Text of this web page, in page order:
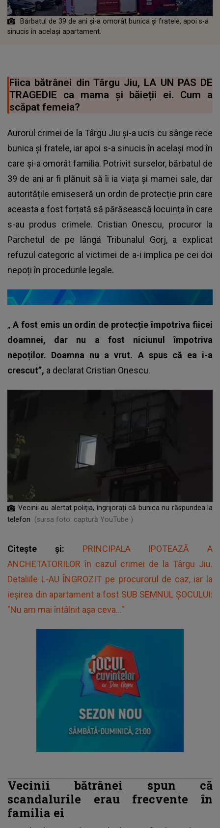
Bărbatul de 39 de ani și-a omorât bunica și fratele, apoi s-a
sinucis în același apartament.
Fiica bătrânei din Târgu Jiu, LA UN PAS DE
TRAGEDIE ca mama și băieții ei. Cum a
scăpat femeia?
Aurorul crimei de la Târgu Jiu și-a ucis cu sânge rece
bunica și fratele, iar apoi s-a sinucis în același mod în
care și-a omorât familia. Potrivit surselor, bărbatul de
39 de ani ar fi plănuit să îi ia viața și mamei sale, dar
autoritățile emiseseră un ordin de protecție prin care
aceasta a fost forțată să părăsească locuința în care
s-au produs crimele. Cristian Onescu, procuror la
Parchetul de pe lângă Tribunalul Gorj, a explicat
refuzul categoric al victimei de a-i implica pe cei doi
nepoți în procedurile legale.
„ A fost emis un ordin de protecție împotriva fiicei
doamnei, dar nu a fost niciunul împotriva
nepoților. Doamna nu a vrut. A spus că ea i-a
crescut”, a declarat Cristian Onescu.
Vecinii au alertat poliția, îngrijorați că bunica nu răspundea la
telefon
(sursa foto: captură YouTube )
Citește și: PRINCIPALA IPOTEAZĂ A
ANCHETATORILOR în cazul crimei de la Târgu Jiu.
Detaliile L-AU ÎNGROZIT pe procurorul de caz, iar la
ieșirea din apartament a fost SUB SEMNUL ȘOCULUI:
"Nu am mai întâlnit așa ceva..."
Vecinii bătrânei spun că
scandalurile erau frecvente în
familia ei